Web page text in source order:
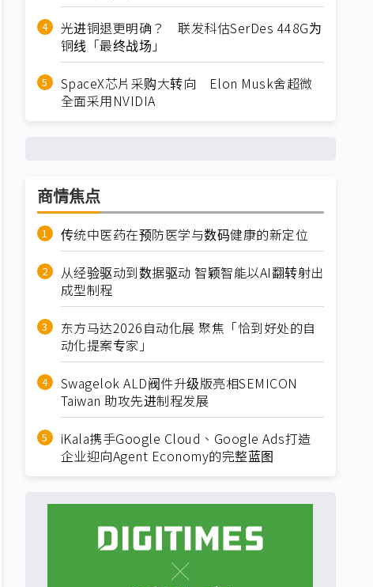
光进铜退更明确？ 联发科估SerDes 448G为
铜线「最终战场」
SpaceX芯片采购大转向 Elon Musk舍超微
全面采用NVIDIA
商情焦点
传统中医药在预防医学与数码健康的新定位
从经验驱动到数据驱动 智颖智能以AI翻转射出
成型制程
东方马达2026自动化展 聚焦「恰到好处的自
动化提案专家」
Swagelok ALD阀件升级版亮相SEMICON
Taiwan 助攻先进制程发展
iKala携手Google Cloud、Google Ads打造
企业迎向Agent Economy的完整蓝图